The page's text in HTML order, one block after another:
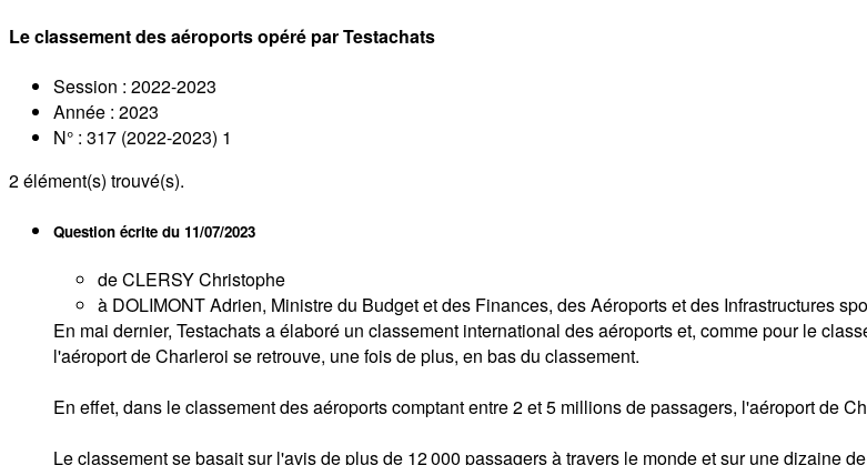
Le classement des aéroports opéré par Testachats
Session : 2022-2023
Année : 2023
N° : 317 (2022-2023) 1
2élément(s) trouvé(s).
Question écrite du 11/07/2023
de CLERSY Christophe
à DOLIMONT Adrien, Ministre du Budget et des Finances, des Aéroports et des Infrastructures
En mai dernier, Testachats a élaboré un classement international des aéroports et, comme pour le
l'aéroport de Charleroi se retrouve, une fois de plus, en bas du classement.
En effet, dans le classement des aéroports comptant entre 2 et 5 millions de passagers, l'aéroport de
Le classement se basait sur l'avis de plus de 12 000 passagers à travers le monde et sur une dizaine